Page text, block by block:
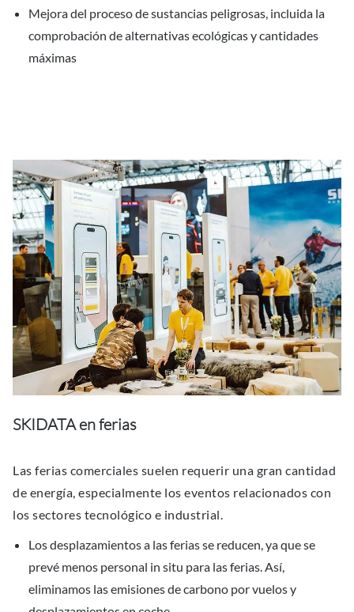
Mejora del proceso de sustancias peligrosas, incluida la
comprobación de alternativas ecológicas y cantidades
máximas
SKIDATA en ferias
Las ferias comerciales suelen requerir una gran cantidad
de energía, especialmente los eventos relacionados con
los sectores tecnológico e industrial.
Los desplazamientos a las ferias se reducen, ya que se
prevé menos personal in situ para las ferias. Así,
eliminamos las emisiones de carbono por vuelos y